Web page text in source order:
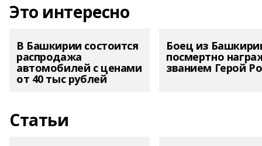
Это интересно
В Башкирии состоится
распродажа
автомобилей с ценами
от 40 тыс рублей
Боец из
посмертно
званием Герой
Статьи